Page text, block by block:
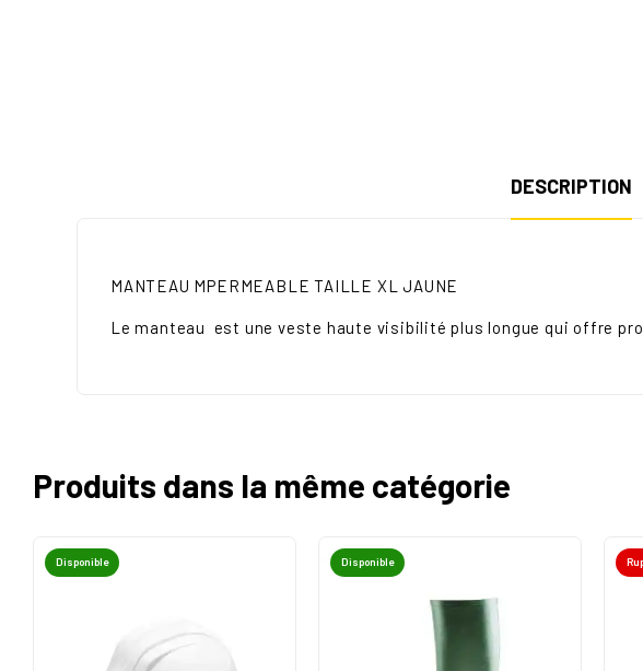
DESCRIPTION
MANTEAU MPERMEABLE TAILLE XL JAUNE
Le manteau est une veste haute visibilité plus longue qui offre
Produits dans la même catégorie
Disponible Disponible